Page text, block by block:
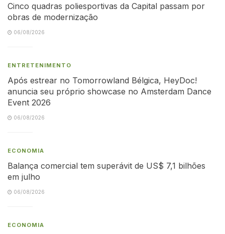
Cinco quadras poliesportivas da Capital passam por
obras de modernização
06/08/2026
ENTRETENIMENTO
Após estrear no Tomorrowland Bélgica, HeyDoc!
anuncia seu próprio showcase no Amsterdam Dance
Event 2026
06/08/2026
ECONOMIA
Balança comercial tem superávit de US$ 7,1 bilhões
em julho
06/08/2026
ECONOMIA